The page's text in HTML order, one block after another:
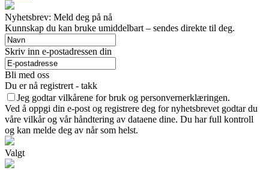
Nyhetsbrev: Meld deg på nå
Kunnskap du kan bruke umiddelbart – sendes direkte til deg.
Skriv inn e-postadressen din
Bli med oss
Du er nå registrert - takk
Jeg godtar vilkårene for bruk og personvernerklæringen.
Ved å oppgi din e-post og registrere deg for nyhetsbrevet godtar du
våre vilkår og vår håndtering av dataene dine. Du har full kontroll
og kan melde deg av når som helst.
Valgt